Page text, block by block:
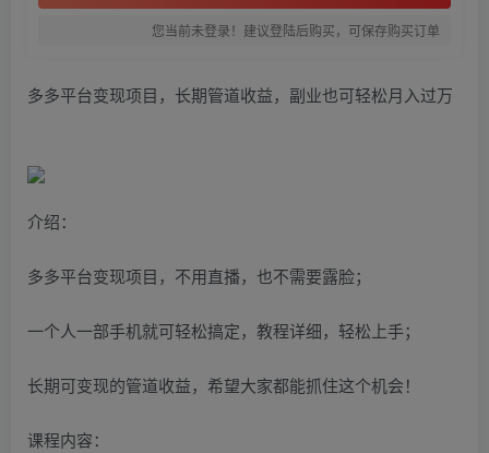
您当前未登录！建议登陆后购买，可保存购买订单
多多平台变现项目，长期管道收益，副业也可轻松月入过万
介绍：
多多平台变现项目，不用直播，也不需要露脸；
一个人一部手机就可轻松搞定，教程详细，轻松上手；
长期可变现的管道收益，希望大家都能抓住这个机会！
课程内容：